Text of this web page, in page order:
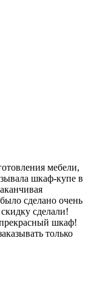
мебели,
шкаф-купе в
сделано очень
сделали!
шкаф!
только